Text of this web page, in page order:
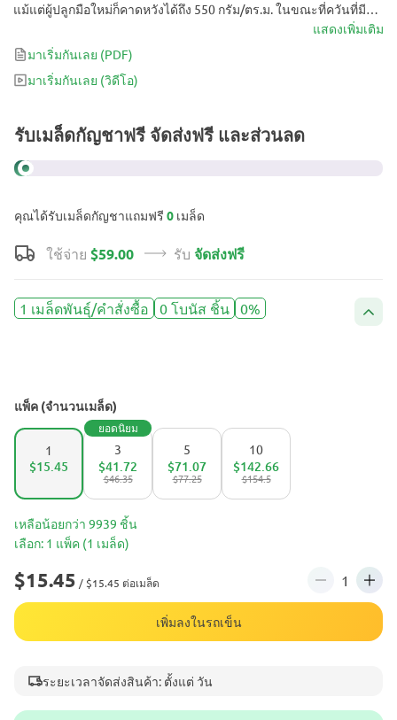
แม้แต่ผู้ปลูกมือใหม่ก็คาดหวังได้ถึง 550 กรัม/ตร.ม. ในขณะที่ควันที่มี
THC สูงถึง 25% จะทำให้ผู้ใช้ประทับใจไม่ว่าจะมีระดับความอดทน
เท่าใด พันธุ์ผสมที่มีศักยภาพนี้เหมาะอย่างยิ่งสำหรับการใช้เวลาช่วง
เย็นสบายๆ ในการผ่อนคลายอย่างมีความสุขพร้อมรอยยิ้มกว้างบน
ใบหน้า
แสดงเพิ่มเติม
มาเริ่มกันเลย (PDF)
มาเริ่มกันเลย (วิดีโอ)
รับเมล็ดกัญชาฟรี จัดส่งฟรี และส่วนลด
คุณได้รับเมล็ดกัญชาแถมฟรี 0 เมล็ด
ใช้จ่าย $59.00 รับ จัดส่งฟรี
1 เมล็ดพันธุ์/คำสั่งซื้อ 0 โบนัส ชิ้น 0%
แพ็ค (จำนวนเมล็ด)
1
$15.45
3
ยอดนิยม
$46.35
$41.72
5
$77.25
$71.07
10
$154.5
$142.66
เหลือน้อยกว่า 9939 ชิ้น
เลือก: 1 แพ็ค (1 เมล็ด)
$15.45 / $15.45 ต่อเมล็ด
เพิ่มลงในรถเข็น
ระยะเวลาจัดส่งสินค้า: ตั้งแต่ วัน